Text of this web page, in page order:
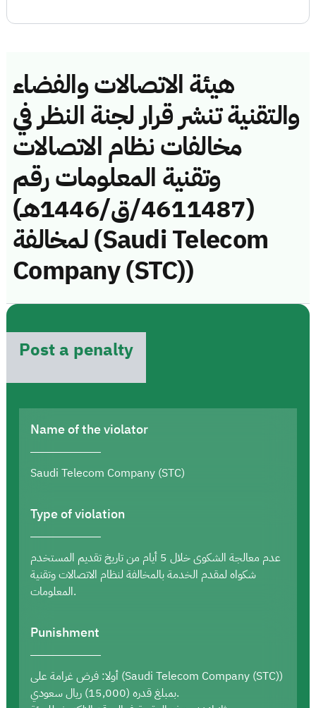
هيئة الاتصالات والفضاء
والتقنية تنشر قرار لجنة النظر في
مخالفات نظام الاتصالات
وتقنية المعلومات رقم
(4611487/ق/1446هـ)
لمخالفة (Saudi Telecom
Company (STC))
Post a penalty
Name of the violator
Saudi Telecom Company (STC)
Type of violation
عدم معالجة الشكوى خلال 5 أيام من تاريخ تقديم المستخدم
شكواه لمقدم الخدمة بالمخالفة لنظام الاتصالات وتقنية
المعلومات.
Punishment
أولا: فرض غرامة على (Saudi Telecom Company (STC))
بمبلغ قدره (15,000) ريال سعودي.